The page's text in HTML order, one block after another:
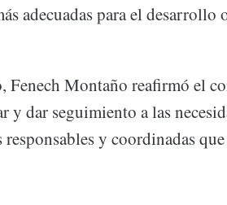
adecuadas para el desarrollo
Fenech Montaño reafirmó el
y dar seguimiento a las
responsables y coordinadas